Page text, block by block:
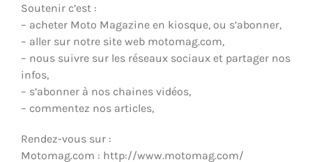
Soutenir c’est :
– acheter Moto Magazine en kiosque, ou s’abonner,
– aller sur notre site web motomag.com,
– nous suivre sur les réseaux sociaux et partager nos
infos,
– s’abonner à nos chaines vidéos,
– commentez nos articles,
Rendez-vous sur :
Motomag.com : http://www.motomag.com/